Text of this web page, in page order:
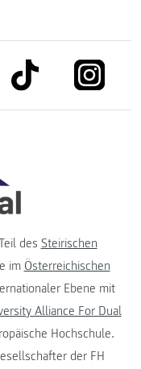
linkedinlink to tiktok
des Steirischen
im Österreichischen
Ebene mit
Alliance For Dual
Hochschule.
der FH